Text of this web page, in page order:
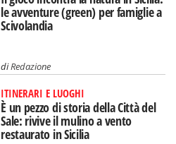
le avventure (green) per famiglie a
Scivolandia
diRedazione
ITINERARI E LUOGHI
È un pezzo di storia della Città del
Sale: rivive il mulino a vento
restaurato in Sicilia